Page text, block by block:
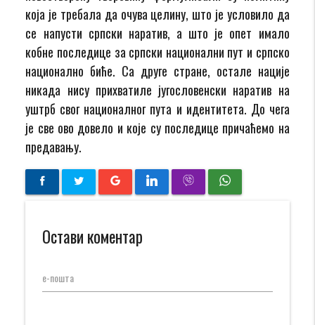
која је требала да очува целину, што је условило да
се напусти српски наратив, а што је опет имало
кобне последице за српски национални пут и српско
национално биће. Са друге стране, остале нације
никада нису прихватиле југословенски наратив на
уштрб свог националног пута и идентитета. До чега
је све ово довело и које су последице причаћемо на
предавању.
Остави коментар
е-пошта